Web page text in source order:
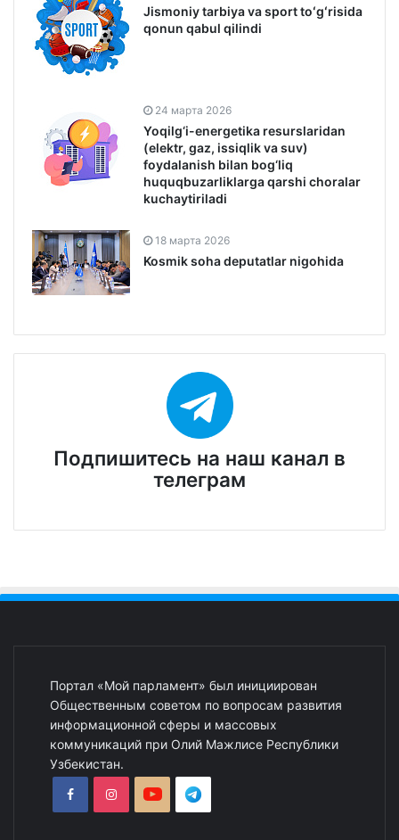
Jismoniy tarbiya va sport toʻgʻrisida
qonun qabul qilindi
24 марта 2026
Yoqilg‘i-energetika resurslaridan
(elektr, gaz, issiqlik va suv)
foydalanish bilan bog‘liq
huquqbuzarliklarga qarshi choralar
kuchaytiriladi
18 марта 2026
Kosmik soha deputatlar nigohida
Подпишитесь на наш канал в
телеграм
Портал «Мой парламент» был инициирован
Общественным советом по вопросам развития
информационной сферы и массовых
коммуникаций при Олий Мажлисе Республики
Узбекистан.